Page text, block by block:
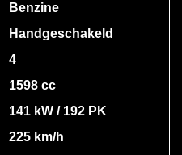
Benzine
Handgeschakeld
4
1598 cc
141 kW / 192 PK
225 km/h